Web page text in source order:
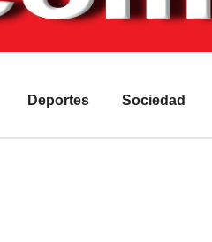
Deportes Sociedad